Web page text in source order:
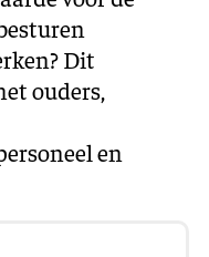
Dit
ouders,
en